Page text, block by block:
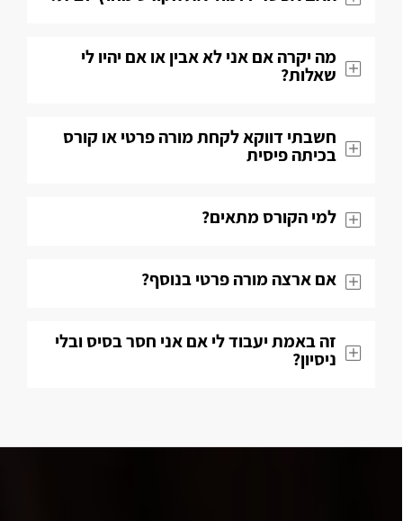
מה יקרה אם אני לא אבין או אם יהיו לי
שאלות​?
חשבתי דווקא לקחת מורה פרטי או קורס
בכיתה פיסית​
למי הקורס מתאים?
אם ארצה מורה פרטי בנוסף?
זה באמת יעבוד לי אם אני חסר בסיס ובלי
ניסיון?